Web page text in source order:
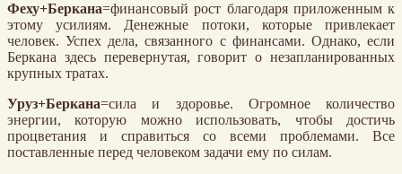
Феху+Беркана=финансовый рост благодаря приложенным к
этому усилиям. Денежные потоки, которые привлекает
человек. Успех дела, связанного с финансами. Однако, если
Беркана здесь перевернутая, говорит о незапланированных
крупных тратах.
Уруз+Беркана=сила и здоровье. Огромное количество
энергии, которую можно использовать, чтобы достичь
процветания и справиться со всеми проблемами. Все
поставленные перед человеком задачи ему по силам.